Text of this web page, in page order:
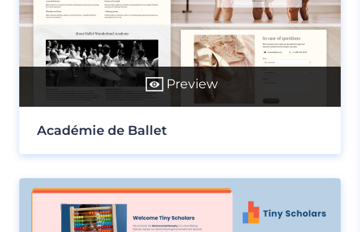
Preview
Académie de Ballet